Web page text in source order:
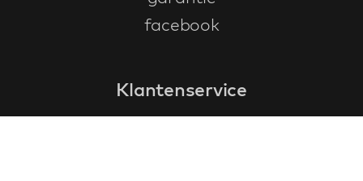
facebook
Klantenservice
faq